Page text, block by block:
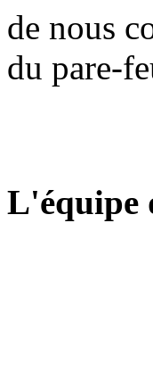
de nous
du pare-
L'équipe